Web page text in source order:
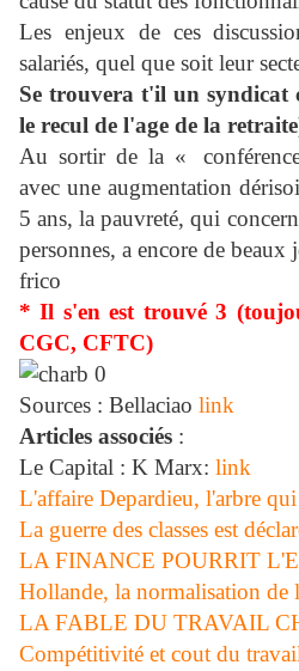
Les enjeux de ces
salariés, quel que soit leur
Se trouvera t'il un syndicat
le recul de l'age de la retraite
Au sortir de la «
avec une augmentation
5 ans, la pauvreté, qui
personnes, a encore de beaux
frico
* Il s'en est trouvé 3
CGC, CFTC)
Sources : Bellaciao link
Articles associés :
Le Capital : K Marx: link
L'affaire Depardieu, l'arbre
La guerre des classes est
LA FINANCE POURRIT
Hollande, la normalisation de
LA FABLE DU TRAVAIL
Compétitivité et cout du